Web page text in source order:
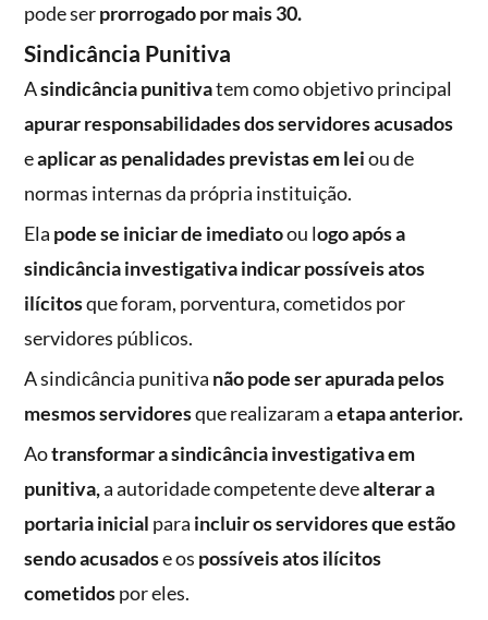
pode serprorrogado por mais 30.
Sindicância Punitiva
Asindicância punitivatem como objetivo principal
apurar responsabilidades dos servidores acusados
eaplicar as penalidades previstas em leiou de
normas internas da própria instituição.
Ela pode se iniciar de imediatoou logo após a
sindicância investigativa indicar possíveis atos
ilícitosque foram, porventura, cometidos por
servidores públicos.
A sindicância punitiva não pode ser apurada pelos
mesmos servidoresque realizaram aetapa anterior.
Aotransformar a sindicância investigativa em
punitiva,a autoridade competente devealterar a
portaria inicial para incluir os servidores que estão
sendo acusadose os possíveis atos ilícitos
cometidospor eles.